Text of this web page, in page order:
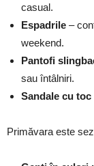
casual.
Espadrile –
weekend.
Pantofi
sau întâlniri.
Sandale cu toc
Primăvara este